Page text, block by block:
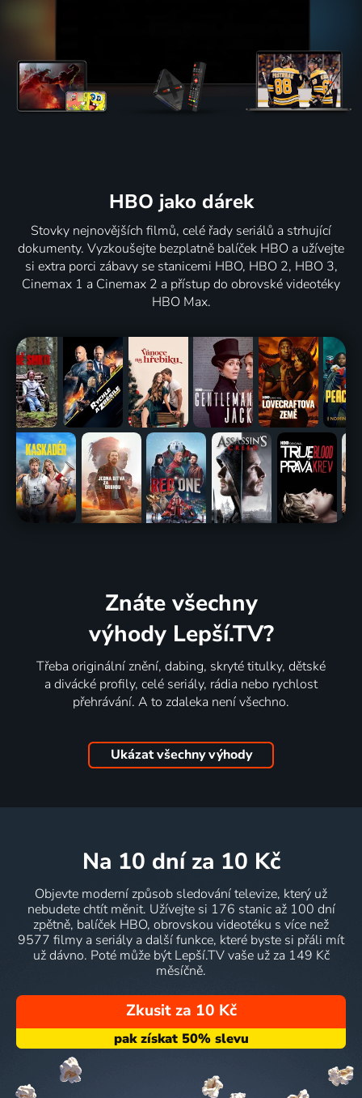
HBO jako dárek
Stovky nejnovějších filmů, celé řady seriálů a strhující
dokumenty. Vyzkoušejte bezplatně balíček HBO a užívejte
si extra porci zábavy se stanicemi HBO, HBO 2, HBO 3,
Cinemax 1 a Cinemax 2 a přístup do obrovské videotéky
HBO Max.
Znáte všechny
výhody Lepší.TV?
Třeba originální znění, dabing, skryté titulky, dětské
a divácké profily, celé seriály, rádia nebo rychlost
přehrávání. A to zdaleka není všechno.
Ukázat všechny výhody
na 10 dní za 10 Kč
Objevte moderní způsob sledování televize, který už
nebudete chtít měnit. Užívejte si 176 stanic až 100 dní
zpětně, balíček HBO, obrovskou videotéku s více než
9577 filmy a seriály a další funkce, které byste si přáli mít
už dávno. Poté může být Lepší.TV vaše už za 149 Kč
měsíčně.
Zkusit za 10 Kč